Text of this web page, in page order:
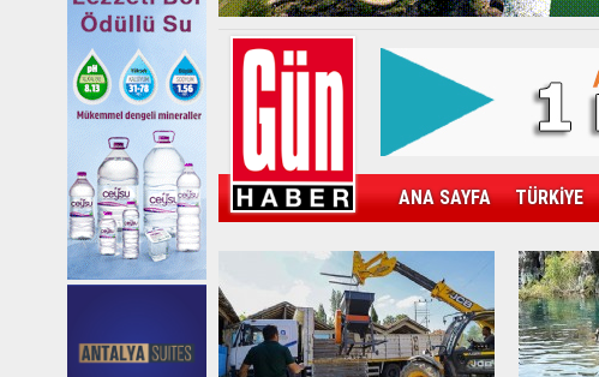
ANA SAYFA TÜRKİYE
KAMPÜS SPOR GÜN'ÜN ÜRÜNÜ SAĞLIK